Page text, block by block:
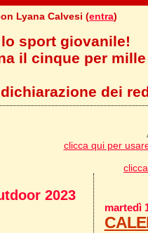
Lyana Calvesi (entra)
sport giovanile!
il cinque per
dei
clicca qui per
martedì
2023